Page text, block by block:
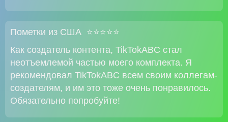
Пометки из США ⭐⭐⭐⭐⭐
Как создатель контента, TikTokABC стал
неотъемлемой частью моего комплекта. Я
рекомендовал TikTokABC всем своим коллегам-
создателям, и им это тоже очень понравилось.
Обязательно попробуйте!